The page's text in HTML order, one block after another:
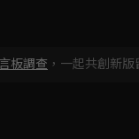
板調查 ，一起共創新版